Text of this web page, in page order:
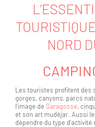
NORD
Les touristes profitent des
gorges, canyons, parcs
l’image de Saragosse,
et son art mudéjar. Aussi
dépendre du type